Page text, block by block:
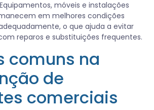
móveis e instalações
em melhores condições
o que ajuda a evitar
reparos e substituições frequentes.
comuns na
de
comerciais